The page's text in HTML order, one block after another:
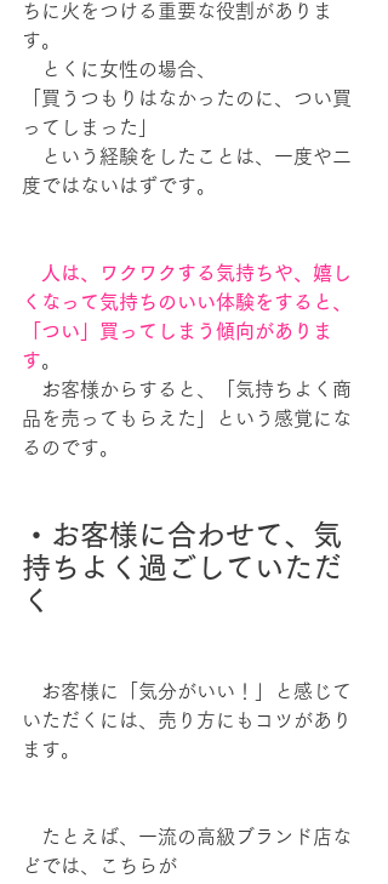
ちに火をつける重要な役割がありま
す。
とくに女性の場合、
「買うつもりはなかったのに、つい買
ってしまった」
という経験をしたことは、一度や二
度ではないはずです。
人は、ワクワクする気持ちや、嬉し
くなって気持ちのいい体験をすると、
「つい」買ってしまう傾向がありま
す。
お客様からすると、「気持ちよく商
品を売ってもらえた」という感覚にな
るのです。
・お客様に合わせて、気
持ちよく過ごしていただ
く
お客様に「気分がいい！」と感じて
いただくには、売り方にもコツがあり
ます。
たとえば、一流の高級ブランド店な
どでは、こちらが